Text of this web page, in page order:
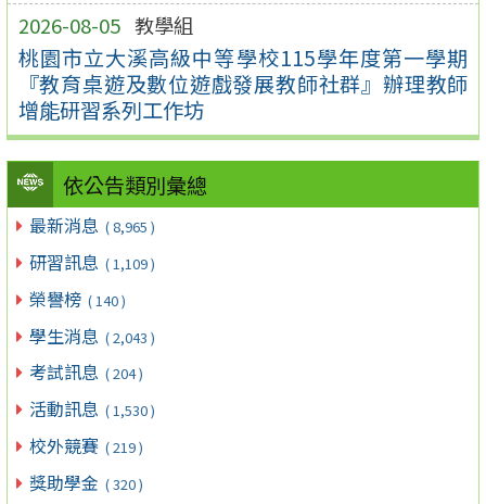
2026-08-05 教學組
桃園市立大溪高級中等學校115學年度第一學期
『教育桌遊及數位遊戲發展教師社群』辦理教師
增能研習系列工作坊
依公告類別彙總
最新消息 ( 8,965 )
研習訊息 ( 1,109 )
榮譽榜 ( 140 )
學生消息 ( 2,043 )
考試訊息 ( 204 )
活動訊息 ( 1,530 )
校外競賽 ( 219 )
獎助學金 ( 320 )